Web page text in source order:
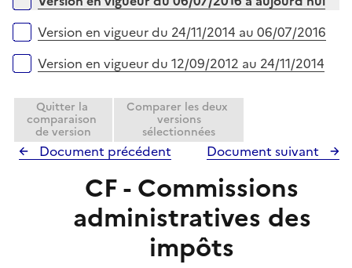
e
p
e
Version en vigueur du 24/11/2014 au 06/07/2016
Version en vigueur du 12/09/2012 au 24/11/2014
Quitter la
comparaison
de version
Comparer les deux
versions
sélectionnées
Document précédent Document suivant
CF - Commissions
administratives des
impôts